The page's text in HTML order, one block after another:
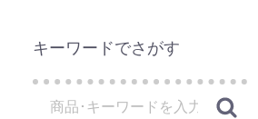
キーワードでさがす